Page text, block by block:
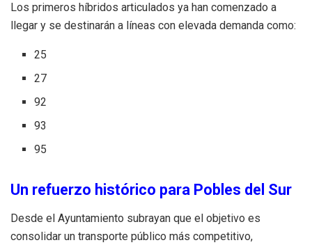
Los primeros híbridos articulados ya han comenzado a
llegar y se destinarán a líneas con elevada demanda como:
25
27
92
93
95
Un refuerzo histórico para Pobles del Sur
Desde el Ayuntamiento subrayan que el objetivo es
consolidar un transporte público más competitivo,